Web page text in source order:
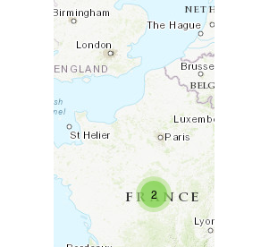
2